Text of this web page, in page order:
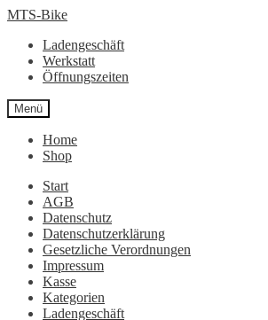
Zur
springen
Zum
springen
MTS-Bike
Ladengeschäft
Werkstatt
Öffnungszeiten
Menü
Home
Shop
Start
AGB
Datenschutz
Datenschutzerklärung
Gesetzliche Verordnungen
Impressum
Kasse
Kategorien
Ladengeschäft